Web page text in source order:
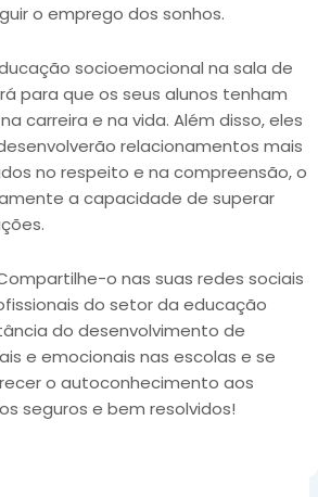
o emprego dos sonhos.
socioemocional na sala de
para que os seus alunos tenham
carreira e na vida. Além disso, eles
relacionamentos mais
no respeito e na compreensão, o
a capacidade de superar
o nas suas redes sociais
do setor da educação
do desenvolvimento de
e emocionais nas escolas e se
o autoconhecimento aos
seguros e bem resolvidos!